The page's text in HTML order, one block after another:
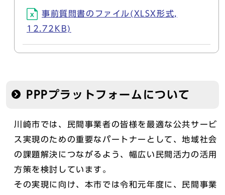
事前質問書のファイル(XLSX形式,
12.72KB)
PPPプラットフォームについて
川崎市では、民間事業者の皆様を最適な公共サービ
ス実現のための重要なパートナーとして、地域社会
の課題解決につながるよう、幅広い民間活力の活用
方策を検討しています。
その実現に向け、本市では令和元年度に、民間事業